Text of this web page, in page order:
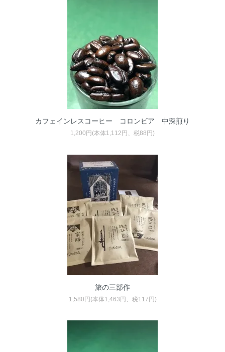
カフェインレスコーヒー コロンビア 中深煎り
1,200円(本体1,112円、税88円)
旅の三部作
1,580円(本体1,463円、税117円)